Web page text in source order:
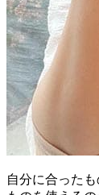
自分に合った